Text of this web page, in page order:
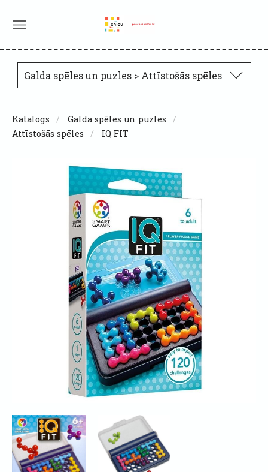
Galda spēles un puzles > Attīstošās spēles
Katalogs
Galda spēles un puzles
Attīstošās spēles
IQ FIT